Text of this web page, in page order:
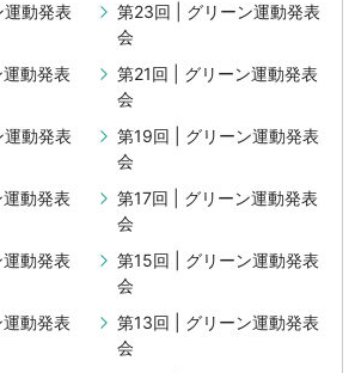
動発表
第23回 | グリーン運動発表
会
動発表
第21回 | グリーン運動発表
会
動発表
第19回 | グリーン運動発表
会
動発表
第17回 | グリーン運動発表
会
動発表
第15回 | グリーン運動発表
会
動発表
第13回 | グリーン運動発表
会